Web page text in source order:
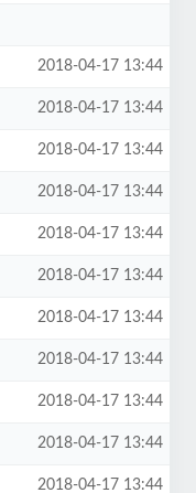
2018-04-17 13:44
2018-04-17 13:44
2018-04-17 13:44
2018-04-17 13:44
2018-04-17 13:44
2018-04-17 13:44
2018-04-17 13:44
2018-04-17 13:44
2018-04-17 13:44
2018-04-17 13:44
2018-04-17 13:44